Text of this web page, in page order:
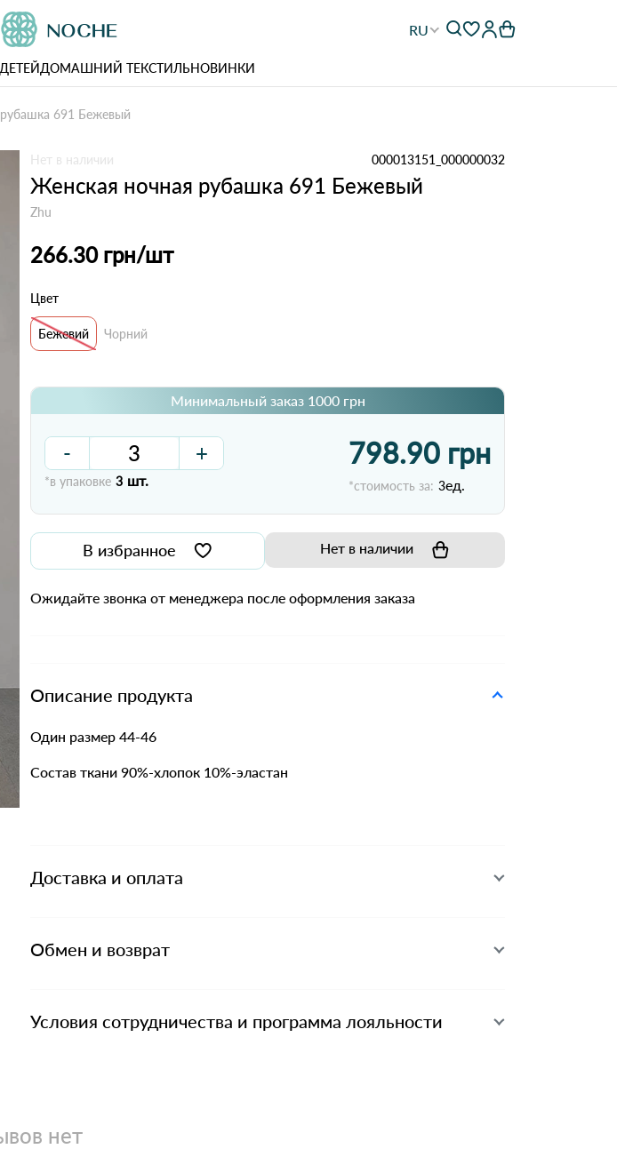
RU
ДОМАШНИЙ ТЕКСТИЛЬНОВИНКИ
691 Бежевый
Нет в наличии 000013151_000000032
Женская ночная рубашка 691 Бежевый
Zhu
266.30 грн/шт
Цвет
Бежевий Чорний
Минимальный заказ 1000 грн
- +
*в упаковке 3 шт.
798.90 грн
*стоимость за: 3ед.
В избранное Нет в наличии
Ожидайте звонка от менеджера после оформления заказа
Описание продукта
Один размер 44-46
Состав ткани 90%-хлопок 10%-эластан
Доставка и оплата
Обмен и возврат
Условия сотрудничества и программа лояльности
нет